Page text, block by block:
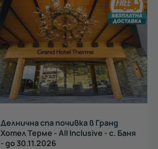
Делнична спа почивка в Гранд
Хотел Терме - All Inclusive - с. Баня
- до 30.11.2026